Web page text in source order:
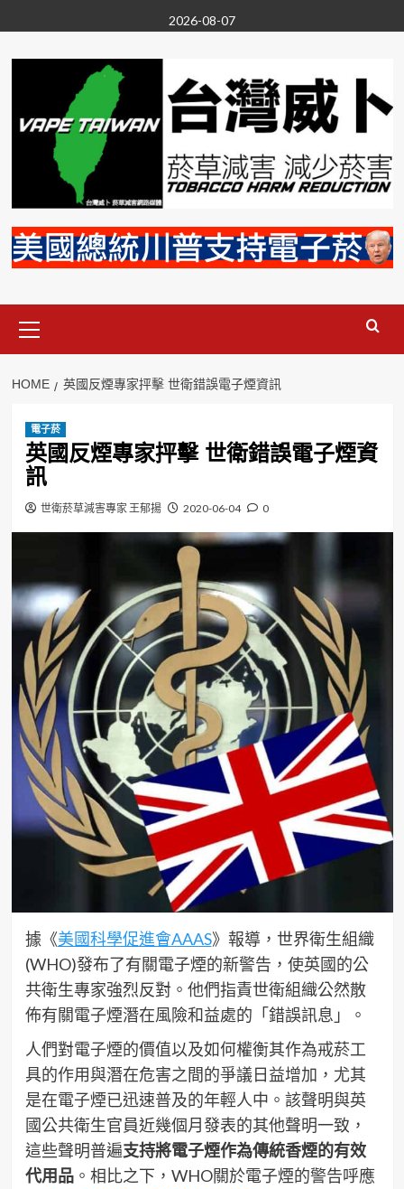
to
content
2026-08-07
Menu
HOME 英國反煙專家抨擊 世衛錯誤電子煙資訊
電子菸
英國反煙專家抨擊 世衛錯誤電子煙資
訊
世衛菸草減害專家 王郁揚 2020-06-04 0
據《美國科學促進會AAAS》報導，世界衛生組織
(WHO)發布了有關電子煙的新警告，使英國的公
共衛生專家強烈反對。他們指責世衛組織公然散
佈有關電子煙潛在風險和益處的「錯誤訊息」。
人們對電子煙的價值以及如何權衡其作為戒菸工
具的作用與潛在危害之間的爭議日益增加，尤其
是在電子煙已迅速普及的年輕人中。該聲明與英
國公共衛生官員近幾個月發表的其他聲明一致，
這些聲明普遍支持將電子煙作為傳統香煙的有效
代用品。相比之下，WHO關於電子煙的警告呼應